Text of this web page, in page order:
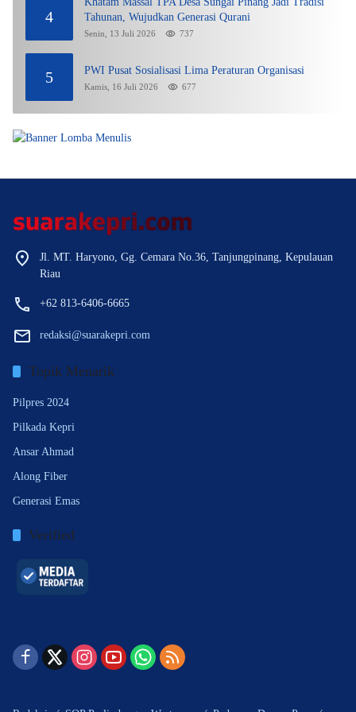
4
Tahunan, Wujudkan Generasi Qurani
Senin, 13 Juli 2026 737
5 PWI Pusat Sosialisasi Lima Peraturan Organisasi
Kamis, 16 Juli 2026 677
Jl. MT. Haryono, Gg. Cemara No.36, Tanjungpinang, Kepulauan
Riau
+62 813-6406-6665
redaksi@suarakepri.com
Topik Menarik
Pilpres 2024
Pilkada Kepri
Ansar Ahmad
Along Fiber
Generasi Emas
Verified